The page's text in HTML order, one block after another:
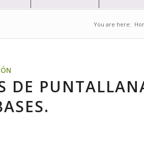
You are here:
DE